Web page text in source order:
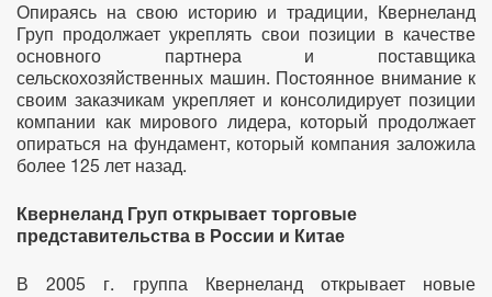
Опираясь на свою историю и традиции, Квернеланд
Груп продолжает укреплять свои позиции в качестве
основного партнера и поставщика
сельскохозяйственных машин. Постоянное внимание к
своим заказчикам укрепляет и консолидирует позиции
компании как мирового лидера, который продолжает
опираться на фундамент, который компания заложила
более 125 лет назад.
Квернеланд Груп открывает торговые
представительства в России и Китае
В 2005 г. группа Квернеланд открывает новые